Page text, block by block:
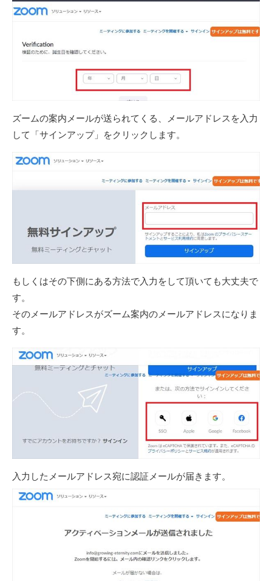
ズームの案内メールが送られてくる、メールアドレスを入力
して「サインアップ」をクリックします。
もしくはその下側にある方法で入力をして頂いても大丈夫で
す。
そのメールアドレスがズーム案内のメールアドレスになりま
す。
入力したメールアドレス宛に認証メールが届きます。